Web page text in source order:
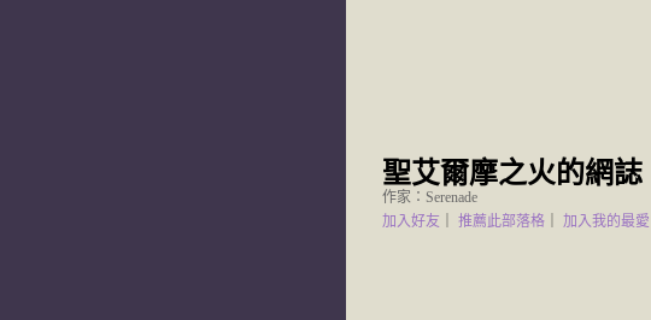
聖艾爾摩之火的網誌
加入好友 推薦此部落格 加入我的最愛
作家：Serenade